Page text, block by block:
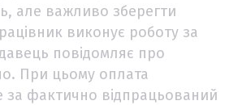
але важливо зберегти
виконує роботу за
повідомляє про
При цьому оплата
за фактично відпрацьований